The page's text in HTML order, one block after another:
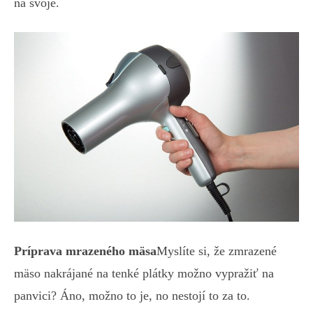
na svoje.
Príprava mrazeného mäsaMyslíte si, že zmrazené
mäso nakrájané na tenké plátky možno vypražiť na
panvici? Áno, možno to je, no nestojí to za to.